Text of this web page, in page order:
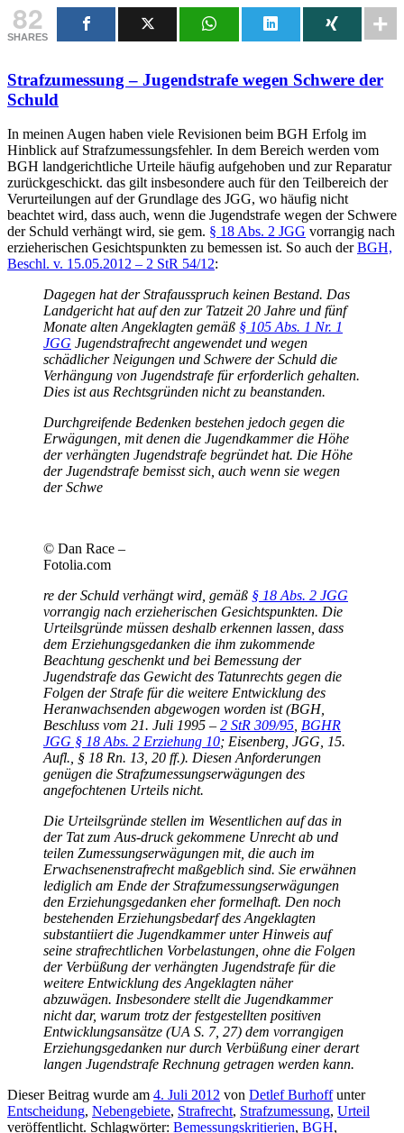
82
SHARES
Strafzumessung – Jugendstrafe wegen Schwere der
Schuld
In meinen Augen haben viele Revisionen beim BGH Erfolg im
Hinblick auf Strafzumessungsfehler. In dem Bereich werden vom
BGH landgerichtliche Urteile häufig aufgehoben und zur Reparatur
zurückgeschickt. das gilt insbesondere auch für den Teilbereich der
Verurteilungen auf der Grundlage des JGG, wo häufig nicht
beachtet wird, dass auch, wenn die Jugendstrafe wegen der Schwere
der Schuld verhängt wird, sie gem. § 18 Abs. 2 JGG vorrangig nach
erzieherischen Gesichtspunkten zu bemessen ist. So auch derBGH,
Beschl. v. 15.05.2012 – 2 StR 54/12:
Dagegen hat der Strafausspruch keinen Bestand. Das
Landgericht hat auf den zur Tatzeit 20 Jahre und fünf
Monate alten Angeklagten gemäß § 105 Abs. 1 Nr. 1
JGG Jugendstrafrecht angewendet und wegen
schädlicher Neigungen und Schwere der Schuld die
Verhängung von Jugendstrafe für erforderlich gehalten.
Dies ist aus Rechtsgründen nicht zu beanstanden.
Durchgreifende Bedenken bestehen jedoch gegen die
Erwägungen, mit denen die Jugendkammer die Höhe
der verhängten Jugendstrafe begründet hat. Die Höhe
der Jugendstrafe bemisst sich, auch wenn sie wegen
der Schwe
© Dan Race –
Fotolia.com
re der Schuld verhängt wird, gemäß § 18 Abs. 2 JGG
vorrangig nach erzieherischen Gesichtspunkten. Die
Urteilsgründe müssen deshalb erkennen lassen, dass
dem Erziehungsgedanken die ihm zukommende
Beachtung geschenkt und bei Bemessung der
Jugendstrafe das Gewicht des Tatunrechts gegen die
Folgen der Strafe für die weitere Entwicklung des
Heranwachsenden abgewogen worden ist (BGH,
Beschluss vom 21. Juli 1995 – 2 StR 309/95 BGHR
JGG § 18 Abs. 2 Erziehung 10; Eisenberg, JGG, 15.
Aufl., § 18 Rn. 13, 20 ff.). Diesen Anforderungen
genügen die Strafzumessungserwägungen des
angefochtenen Urteils nicht.
Die Urteilsgründe stellen im Wesentlichen auf das in
der Tat zum Aus-druck gekommene Unrecht ab und
teilen Zumessungserwägungen mit, die auch im
Erwachsenenstrafrecht maßgeblich sind. Sie erwähnen
lediglich am Ende der Strafzumessungserwägungen
den Erziehungsgedanken eher formelhaft. Den noch
bestehenden Erziehungsbedarf des Angeklagten
substantiiert die Jugendkammer unter Hinweis auf
seine strafrechtlichen Vorbelastungen, ohne die Folgen
der Verbüßung der verhängten Jugendstrafe für die
weitere Entwicklung des Angeklagten näher
abzuwägen. Insbesondere stellt die Jugendkammer
nicht dar, warum trotz der festgestellten positiven
Entwicklungsansätze (UA S. 7, 27) dem vorrangigen
Erziehungsgedanken nur durch Verbüßung einer derart
langen Jugendstrafe Rechnung getragen werden kann.
Dieser Beitrag wurde am 4. Juli 2012 von Detlef Burhoffunter
Entscheidung, Nebengebiete, Strafrecht, Strafzumessung, Urteil
veröffentlicht. Schlagwörter: Bemessungskritierien, BGH,